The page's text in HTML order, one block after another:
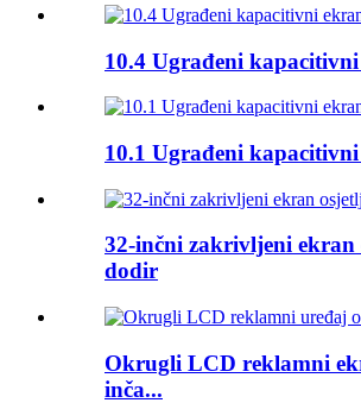
10.4 Ugrađeni kapacitivni
10.1 Ugrađeni kapacitivni
32-inčni zakrivljeni ekran
dodir
Okrugli LCD reklamni
inča...